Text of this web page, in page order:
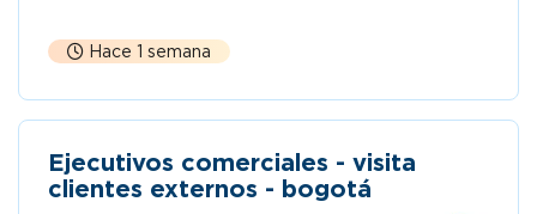
Hace 1 semana
Ejecutivos comerciales - visita
clientes externos - bogotá